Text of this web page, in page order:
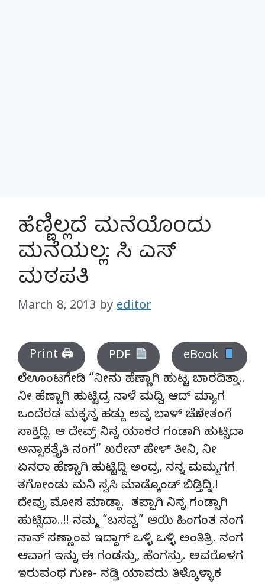
ಹೆಣ್ಣಿಲ್ಲದೆ ಮನೆಯೊಂದು
ಮನೆಯಲ್ಲ: ಸಿ ಎಸ್
ಮಠಪತಿ
March 8, 2013 by editor
Print 🖨 PDF
eBook
ಲೇ ಊಂಟಗೇಡಿ “ನೀನು ಹೆಣ್ಣಾಗಿ ಹುಟ್ಟ ಬಾರದಿತ್ತಾ..
ನೀ ಹೆಣ್ಣಾಗಿ ಹುಟ್ಟಿದ್ರ ನಾಳೆ ಮದ್ವಿ ಆದ್ ಮ್ಯಾಗ
ಒಂದೆರಡ ಮಕ್ಳನ್ನ ಹಡ್ದು ಅವ್ನ ಬಾಳ್ ಚೆಲೋತಂಗೆ
ಸಾಕ್ತಿದ್ದಿ. ಆ ದೇವ್ರ್ ನಿನ್ನ ಯಾಕರ ಗಂಡಾಗಿ ಹುಟ್ಸಿದಾ
ಅನ್ಸಾಕತ್ತೈತಿ ನಂಗ” ಖರೇನ್ ಹೇಳ್ ತೀನಿ, ನೀ
ಏನರಾ ಹೆಣ್ಣಾಗಿ ಹುಟ್ಟಿದ್ದಿ ಅಂದ್ರ, ನನ್ನ ಮಮ್ಮಗಗ
ತಗೋಂಡು ಮನಿ ಸ್ವಸಿ ಮಾಡ್ಕೊಂಡ್ ಬಿಡ್ತಿದ್ನಿ.!
ದೇವ್ರು ಮೋಸ ಮಾಡ್ದಾ. ತಪ್ಪಾಗಿ ನಿನ್ನ ಗಂಡ್ಸಾಗಿ
ಹುಟ್ಸಿದಾ..!! ನಮ್ಮ “ಬಸವ್ವ” ಆಯಿ ಹಿಂಗಂತ ನಂಗ
ನಾನ್ ಸಣ್ಣಾಂವ ಇದ್ದಾಗ್ ಒಳ್ಳಿ ಒಳ್ಳಿ ಅಂತಿತ್ರಿ. ನಂಗ
ಆವಾಗ ಇನ್ನು ಈ ಗಂಡಸ್ರು, ಹೆಂಗಸ್ರು. ಅವರೊಳಗ
ಇರುವಂಥ ಗುಣ- ನಡ್ತಿ ಯಾವದು ತಿಳ್ಕೊಳ್ಳಾಕ